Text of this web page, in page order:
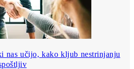
nas učijo, kako kljub nestrinjanju